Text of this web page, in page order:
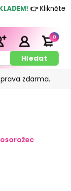
👉Klikněte
zdarma.
0